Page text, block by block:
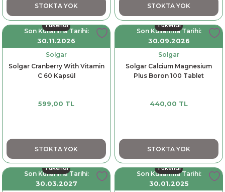
STOKTA YOK STOKTA YOK
Tükendi
Son Kullanma Tarihi:
30.11.2026
Solgar
Solgar Cranberry With Vitamin
C 60 Kapsül
599,00 TL
STOKTA YOK
Tükendi
Son Kullanma Tarihi:
30.09.2026
Solgar
Solgar Calcium Magnesium
Plus Boron 100 Tablet
440,00 TL
STOKTA YOK
Tükendi
Son Kullanma Tarihi:
30.03.2027
Tükendi
Son Kullanma Tarihi:
30.01.2025